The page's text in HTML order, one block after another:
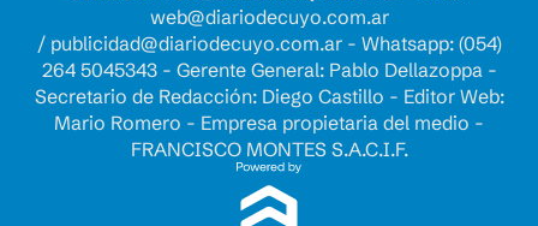
web@diariodecuyo.com.ar
/ publicidad@diariodecuyo.com.ar- Whatsapp: (054)
264 5045343 - Gerente General: Pablo Dellazoppa -
Secretario de Redacción: Diego Castillo - Editor Web:
Mario Romero - Empresa propietaria del medio -
FRANCISCO MONTES S.A.C.I.F.